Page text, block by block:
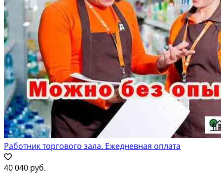
Работник торгового зала. Ежедневная оплата
40 040 руб.